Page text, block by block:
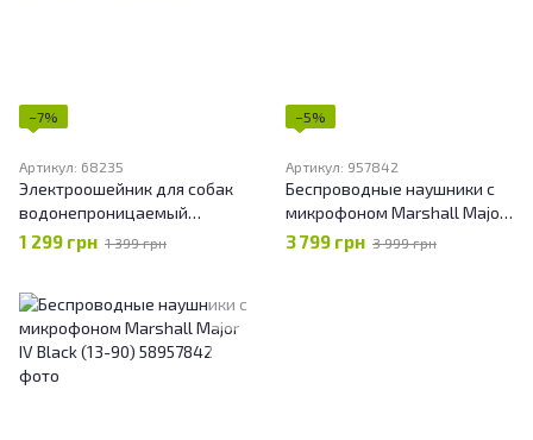
−7%
Артикул: 68235
Электроошейник для собак
водонепроницаемый
ошейник электронный iPet
1 299 грн 1 399 грн
−5%
Артикул: 957842
Беспроводные наушники с
микрофоном Marshall Major
V Black 5
3 799 грн 3 999 грн